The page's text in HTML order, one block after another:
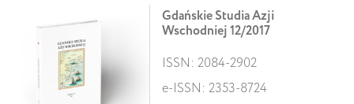
Gdańskie Studia Azji
Wschodniej 12/2017
ISSN: 2084-2902
e-ISSN: 2353-8724